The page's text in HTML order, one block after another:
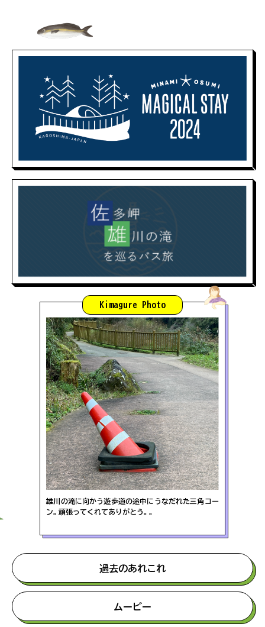
Kimagure Photo
雄川の滝に向かう遊歩道の途中にうなだれた三角コー
ン。頑張ってくれてありがとう 。 。
過去のあれこれ
ムービー